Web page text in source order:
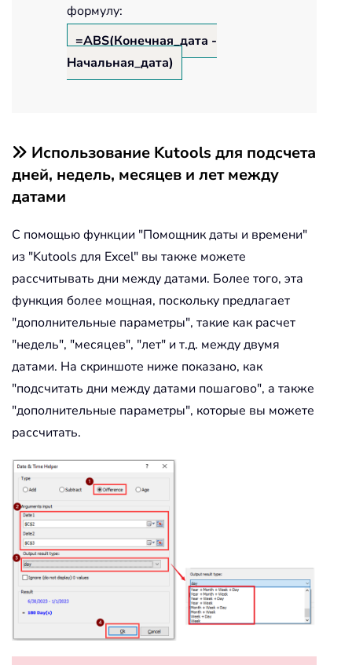
формулу:
=ABS(Конечная_дата -
Начальная_дата)
Использование Kutools для подсчета
дней, недель, месяцев и лет между
датами
С помощью функции "Помощник даты и времени"
из "Kutools для Excel" вы также можете
рассчитывать дни между датами. Более того, эта
функция более мощная, поскольку предлагает
"дополнительные параметры", такие как расчет
"недель", "месяцев", "лет" и т.д. между двумя
датами. На скриншоте ниже показано, как
"подсчитать дни между датами пошагово", а также
"дополнительные параметры", которые вы можете
рассчитать.